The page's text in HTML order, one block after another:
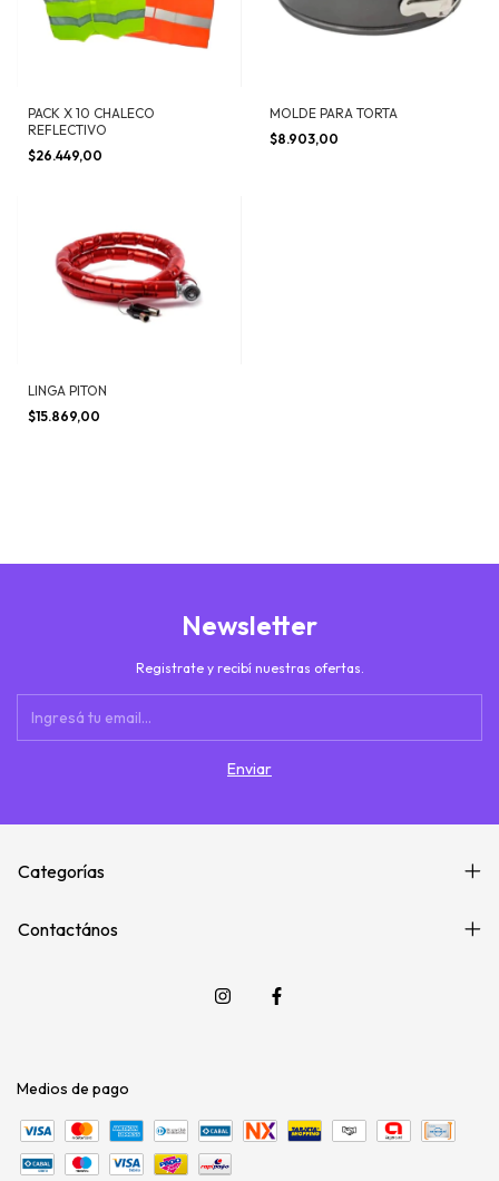
PACK X 10 CHALECO
REFLECTIVO
$26.449,00
MOLDE PARA TORTA
$8.903,00
LINGA PITON
$15.869,00
Newsletter
Registrate y recibí nuestras ofertas.
Categorías
Contactános
Medios de pago